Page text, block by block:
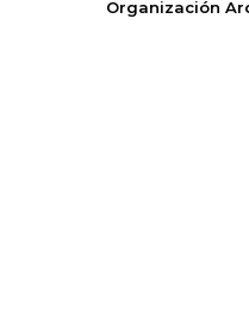
Organización